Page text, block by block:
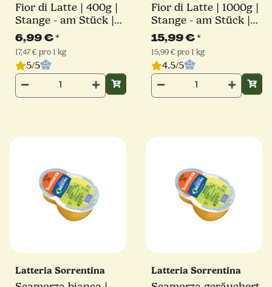
Fior di Latte | 400g |
Stange - am Stück |
Latteria Sorrentina
6,99 €*
17,47 € pro 1 kg
5/5
Fior di Latte | 1000g |
Stange - am Stück |
Latteria Sorrentina
15,99 €*
15,99 € pro 1 kg
4.5/5
Latteria Sorrentina Latteria Sorrentina